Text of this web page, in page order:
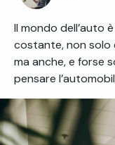
Il mondo dell’auto
costante, non
ma anche, e forse
pensare